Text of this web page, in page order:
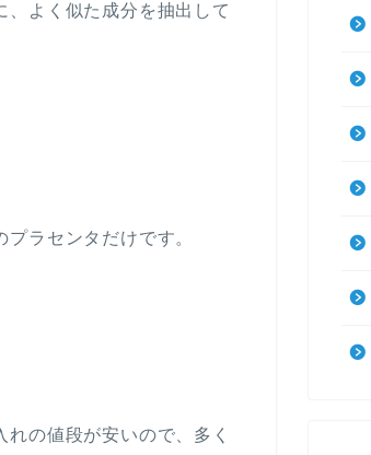
よく似た成分を抽出して
ラセンタだけです。
の値段が安いので、多く